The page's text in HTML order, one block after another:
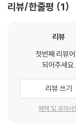
좋아하게 될 거야.’ 둘
행복한 일인가를 깨닫
들었다. 펠릭스는 3주
만이라도 보고 싶었지
일이 지난 어느 날, 펠
도 된다고 말했다.
리뷰/한줄평 1
리뷰
첫번째 리뷰
되어주세요.
리뷰 쓰기
혜택 및 유의사